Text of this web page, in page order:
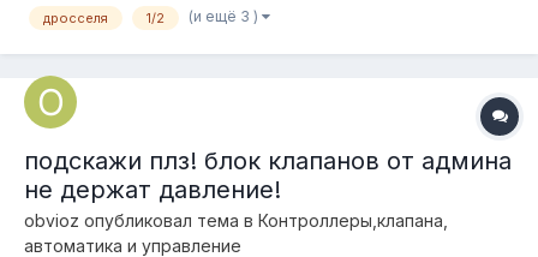
дросселя 1/2 (и ещё 3 )
подскажи плз! блок клапанов от админа
не держат давление!
obvioz опубликовал тема в Контроллеры,клапана,
автоматика и управление